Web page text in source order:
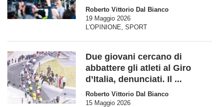
Roberto Vittorio Dal Bianco
19 Maggio 2026
L'OPINIONE SPORT
Due giovani cercano di
abbattere gli atleti al Giro
d’Italia, denunciati. Il ...
Roberto Vittorio Dal Bianco
15 Maggio 2026